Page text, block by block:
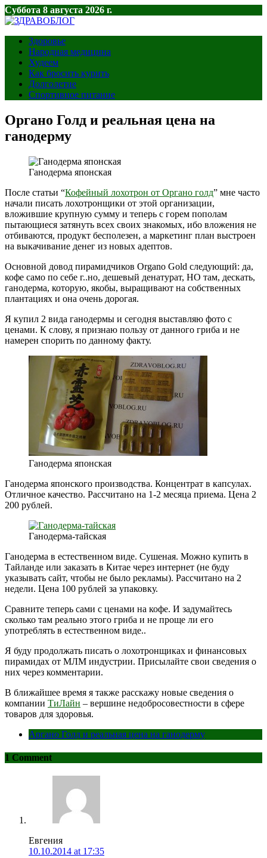
Суббота 8 августа 2026 г.
Здоровье
Народная медицина
Худеем
Как бросить курить
Долголетие
Спортивное питание
Органо Голд и реальная цена на
ганодерму
Ганодерма японская
После статьи “Кофейный лохотрон от Органо голд” мне часто
начали писать лохотронщики от этой организации,
вложившие крупную сумму и теперь с горем пополам
пытающиеся затянуть всех своих знакомых, ибо вложения не
отбиваются, продукт бесполезен, а маркетинг план выстроен
на выкачивание денег из новых адептов.
Основной довод пирамидчиков Organo Gold следующий: да,
кофе само по себе г..но, дешевый денатурат, НО там, дескать,
ганодерма, которую, якобы, выращивают на собственных
плантациях и она очень дорогая.
Я купил 2 вида ганодермы и сегодня выставляю фото с
ценами. К слову, я признаю пользу от данного гриба и не
намерен спорить по данному факту.
Ганодерма японская
Ганодерма японского производства. Концентрат в капсулах.
Отличное качество. Рассчитано на 1-2 месяца приема. Цена 2
200 рублей.
Ганодерма-тайская
Ганодерма в естественном виде. Сушеная. Можно купить в
Тайланде или заказать в Китае через интернет (не буду
указывать сайт, чтобы не было рекламы). Рассчитано на 2
недели. Цена 100 рублей за упаковку.
Сравните теперь сами с ценами на кофе. И задумайтесь
сколько там реально этого гриба и не проще ли его
употреблять в естественном виде..
Я буду продолжать писать о лохотронщиках и финансовых
пирамидах от МЛМ индустрии. Присылайте свои сведения о
них через комментарии.
В ближайшее время я также расскажу новые сведения о
компании ТиЛайн – вершине недобросовестности в сфере
товаров для здоровья.
Аргано Голд и реальная цена на ганодерму
1 Comment
Евгения
10.10.2014 at 17:35